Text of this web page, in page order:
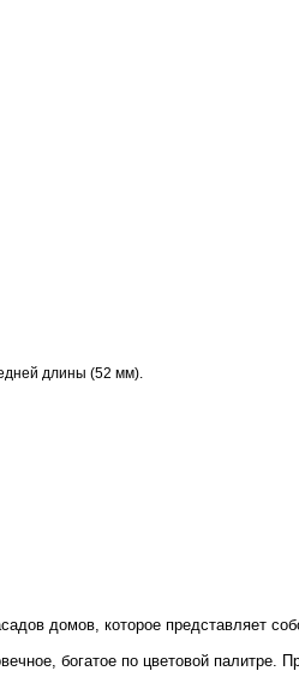
длины (52 мм).
домов, которое представляет
богатое по цветовой